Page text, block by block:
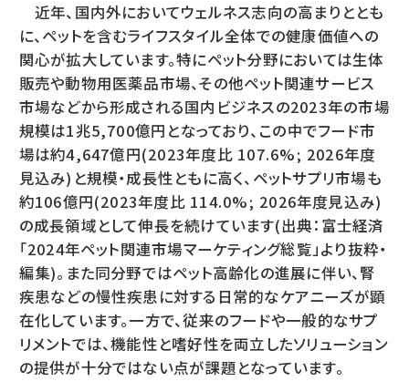
近年、国内外においてウェルネス志向の高まりととも
に、ペットを含むライフスタイル全体での健康価値への
関心が拡大しています。特にペット分野においては生体
販売や動物用医薬品市場、その他ペット関連サービス
市場などから形成される国内ビジネスの2023年の市場
規模は1兆5,700億円となっており、この中でフード市
場は約4,647億円(2023年度比 107.6%; 2026年度
見込み)と規模・成長性ともに高く、ペットサプリ市場も
約106億円(2023年度比 114.0%; 2026年度見込み)
の成長領域として伸長を続けています(出典：富士経済
「2024年ペット関連市場マーケティング総覧」より抜粋・
編集)。また同分野ではペット高齢化の進展に伴い、腎
疾患などの慢性疾患に対する日常的なケアニーズが顕
在化しています。一方で、従来のフードや一般的なサプ
リメントでは、機能性と嗜好性を両立したソリューション
の提供が十分ではない点が課題となっています。